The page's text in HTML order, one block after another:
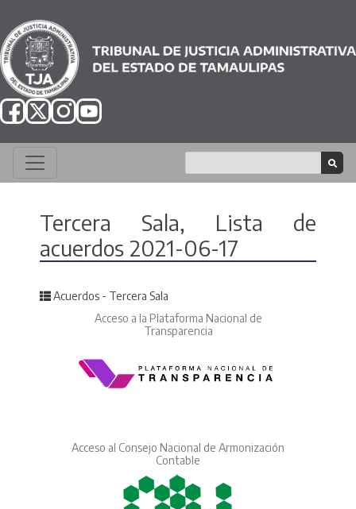
Tercera Sala, Lista de
acuerdos 2021-06-17
Posted in
Acuerdos - Tercera Sala
Acceso a la Plataforma Nacional de
Transparencia
Acceso al Consejo Nacional de Armonización
Contable